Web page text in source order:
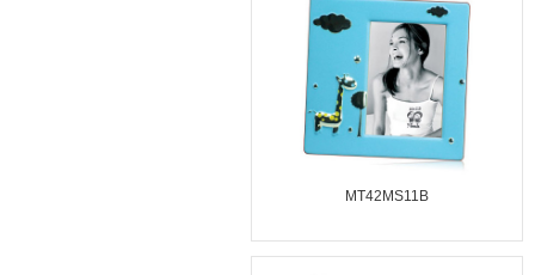
MT42MS11B